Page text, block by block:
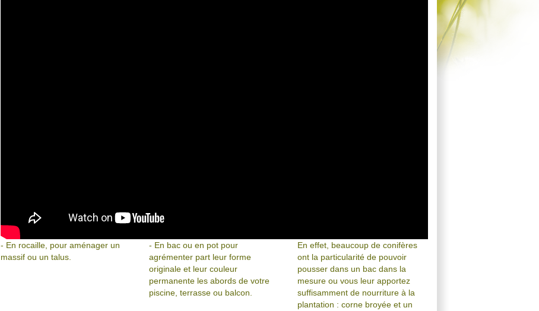
- En rocaille, pour aménager un
massif ou un talus.
- En bac ou en pot pour
agrémenter part leur forme
originale et leur couleur
permanente les abords de votre
piscine, terrasse ou balcon.
En effet, beaucoup de conifères
ont la particularité de pouvoir
pousser dans un bac dans la
mesure ou vous leur apportez
suffisamment de nourriture à la
plantation : corne broyée et un